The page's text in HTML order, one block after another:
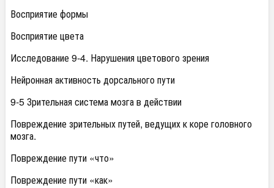
Восприятие формы
Восприятие цвета
Исследование 9-4. Нарушения цветового зрения
Нейронная активность дорсального пути
9-5 Зрительная система мозга в действии
Повреждение зрительных путей, ведущих к коре головного
мозга.
Повреждение пути «что»
Повреждение пути «как»